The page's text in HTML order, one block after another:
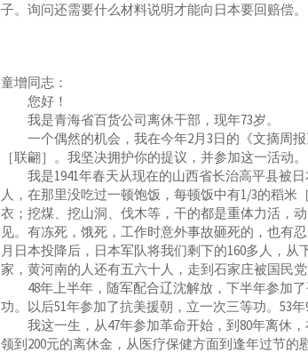
子。询问还需要什么材料说明才能向日本要回赔偿。
童增同志：
您好！
我是青海省百货公司离休干部，现年73岁。
一个偶然的机会，我在今年2月3日的《文摘周报
［联翩］。我坚决拥护你的提议，并参加这一活动。
我是1941年春天从现在的山西省长治高平县被日
人，在那里没吃过一顿饱饭，每顿饭中有1/3的稻米
衣；挖煤、挖山洞、伐木等，干的都是重体力活，
见。有冻死，饿死，工作时意外事故砸死的，也有
月日本投降后，日本军队将我们剩下的160多人，
家，黄河南的人还有五六十人，走到石家庄被国民
48年上半年，随军配合辽沈解放，下半年参加了
功。以后51年参加了抗美援朝，立一次三等功。53
我这一生，从47年参加革命开始，到80年离休，
领到200元的离休金，从医疗保健方面到逢年过节